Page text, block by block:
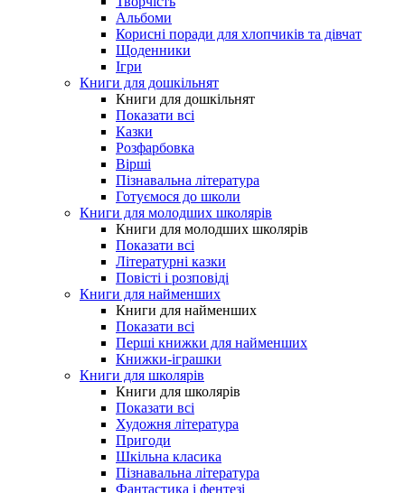
Альбоми
Корисні поради для хлопчиків та дівчат
Щоденники
Ігри
Книги для дошкільнят
Книги для дошкільнят
Показати всі
Казки
Розфарбовка
Вірші
Пізнавальна література
Готуємося до школи
Книги для молодших школярів
Книги для молодших школярів
Показати всі
Літературні казки
Повісті і розповіді
Книги для найменших
Книги для найменших
Показати всі
Перші книжки для найменших
Книжки-іграшки
Книги для школярів
Книги для школярів
Показати всі
Художня література
Пригоди
Шкільна класика
Пізнавальна література
Фантастика і фентезі